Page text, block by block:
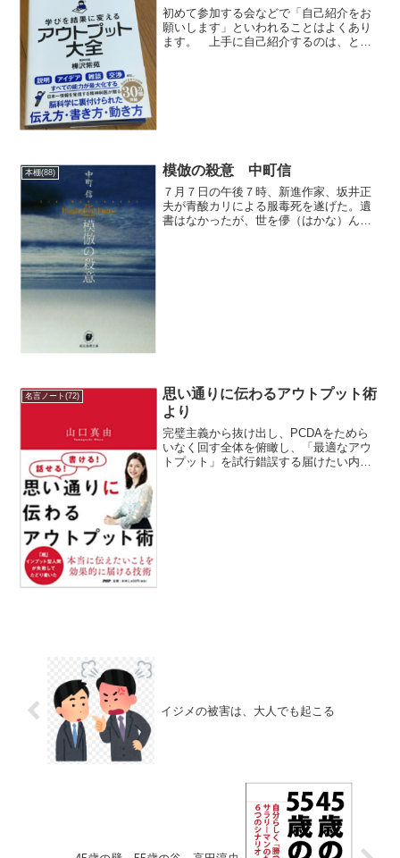
初めて参加する会などで「自己紹介をお
願いします」といわれることはよくあり
ます。 上手に自己紹介するのは、とて
本棚(88) 模倣の殺意 中町信
７月７日の午後７時、新進作家、坂井正
夫が青酸カリによる服毒死を遂げた。遺
書はなかったが、世を儚（はかな）んで
名言ノート(72)
思い通りに伝わるアウトプット術
より
完璧主義から抜け出し、PCDAをためら
いなく回す全体を俯瞰し、「最適なアウ
トプット」を試行錯誤する届けたい内容
イジメの被害は、大人でも起こる